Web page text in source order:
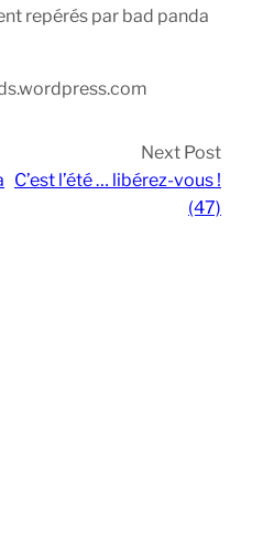
repérés par bad panda
Next Post
C’est l’été … libérez-vous !
(47)